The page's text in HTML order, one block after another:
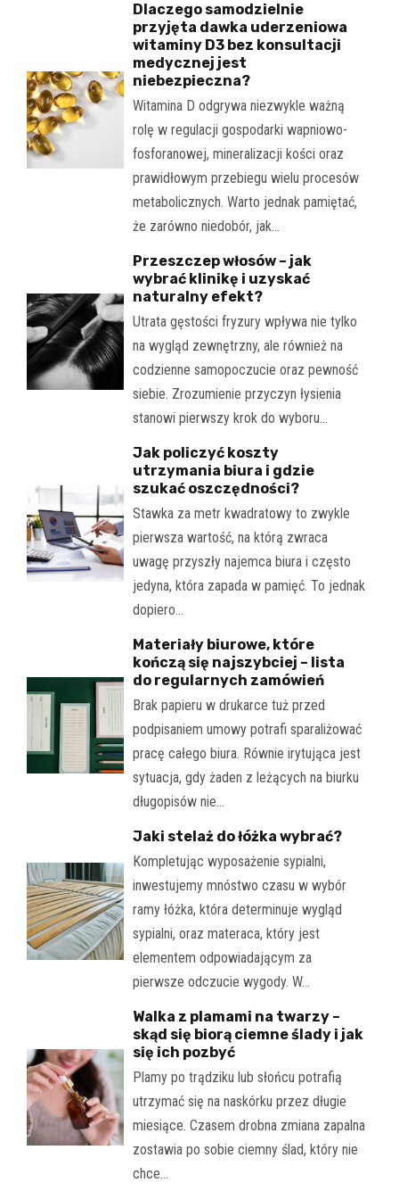
Dlaczego samodzielnie
przyjęta dawka uderzeniowa
witaminy D3 bez konsultacji
medycznej jest
niebezpieczna?
Witamina D odgrywa niezwykle ważną
rolę w regulacji gospodarki wapniowo-
fosforanowej, mineralizacji kości oraz
prawidłowym przebiegu wielu procesów
metabolicznych. Warto jednak pamiętać,
że zarówno niedobór, jak…
Przeszczep włosów – jak
wybrać klinikę i uzyskać
naturalny efekt?
Utrata gęstości fryzury wpływa nie tylko
na wygląd zewnętrzny, ale również na
codzienne samopoczucie oraz pewność
siebie. Zrozumienie przyczyn łysienia
stanowi pierwszy krok do wyboru…
Jak policzyć koszty
utrzymania biura i gdzie
szukać oszczędności?
Stawka za metr kwadratowy to zwykle
pierwsza wartość, na którą zwraca
uwagę przyszły najemca biura i często
jedyna, która zapada w pamięć. To jednak
dopiero…
Materiały biurowe, które
kończą się najszybciej – lista
do regularnych zamówień
Brak papieru w drukarce tuż przed
podpisaniem umowy potrafi sparaliżować
pracę całego biura. Równie irytująca jest
sytuacja, gdy żaden z leżących na biurku
długopisów nie…
Jaki stelaż do łóżka wybrać?
Kompletując wyposażenie sypialni,
inwestujemy mnóstwo czasu w wybór
ramy łóżka, która determinuje wygląd
sypialni, oraz materaca, który jest
elementem odpowiadającym za
pierwsze odczucie wygody. W…
Walka z plamami na twarzy –
skąd się biorą ciemne ślady i jak
się ich pozbyć
Plamy po trądziku lub słońcu potrafią
utrzymać się na naskórku przez długie
miesiące. Czasem drobna zmiana zapalna
zostawia po sobie ciemny ślad, który nie
chce…